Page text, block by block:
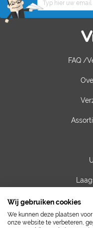
FAQ /
Wij gebruiken cookies
We kunnen deze plaatsen
onze website te verbeteren,